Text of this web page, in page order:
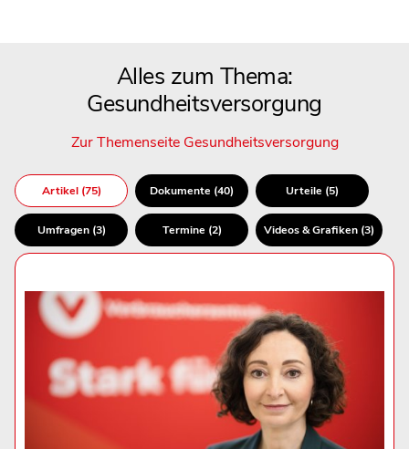
Alles zum Thema:
Gesundheitsversorgung
Zur Themenseite Gesundheitsversorgung
Artikel (75) Dokumente (40) Urteile (5)
Umfragen (3) Termine (2) Videos & Grafiken (3)